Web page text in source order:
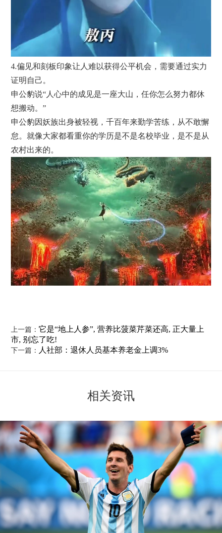
4.偏见和刻板印象让人难以获得公平机会，需要通过实力
证明自己。
申公豹说“人心中的成见是一座大山，任你怎么努力都休
想搬动。”
申公豹因妖族出身被轻视，千百年来勤学苦练，从不敢懈
怠。就像大家都看重你的学历是不是名校毕业，是不是从
农村出来的。
上一篇：它是“地上人参”, 营养比菠菜芹菜还高, 正大量上
市, 别忘了吃!
下一篇： 人社部：退休人员基本养老金上调3%
相关资讯